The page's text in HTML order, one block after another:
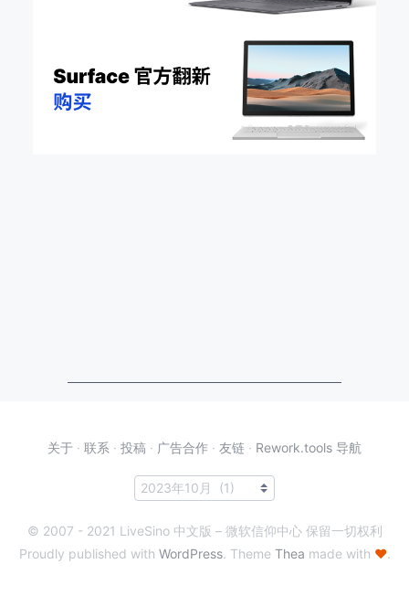
关于 · 联系 · 投稿 · 广告合作 · 友链 · Rework.tools 导航
© 2007 - 2021 LiveSino 中文版 – 微软信仰中心 保留一切权利
Proudly published with WordPress. Theme Thea made with ♥.